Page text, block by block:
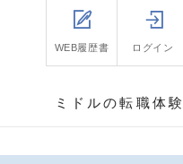
WEB履歴書 ログイン
ミドルの転職体